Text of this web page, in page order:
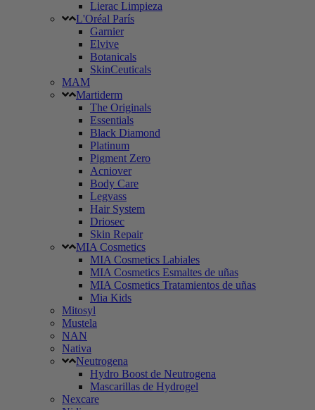
Lierac Limpieza
L'Oréal París
Garnier
Elvive
Botanicals
SkinCeuticals
MAM
Martiderm
The Originals
Essentials
Black Diamond
Platinum
Pigment Zero
Acniover
Body Care
Legvass
Hair System
Driosec
Skin Repair
MIA Cosmetics
MIA Cosmetics Labiales
MIA Cosmetics Esmaltes de uñas
MIA Cosmetics Tratamientos de uñas
Mia Kids
Mitosyl
Mustela
NAN
Nativa
Neutrogena
Hydro Boost de Neutrogena
Mascarillas de Hydrogel
Nexcare